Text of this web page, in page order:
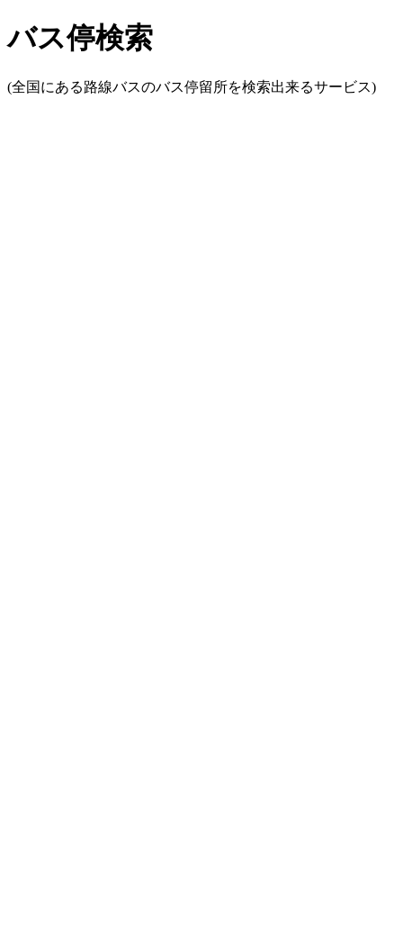
バス停検索
(全国にある路線バスのバス停留所を検索出来るサービス)